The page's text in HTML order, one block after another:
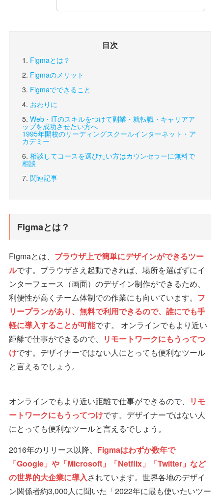
目次
Figmaとは？
Figmaのメリット
Figmaでできること
おわりに
Web・ITのスキルをつけて副業・就転職・キャリアア
ップを成功させたい方へ
1995年開校のリーディングスクールインターネット・ア
カデミー
相談してコースを選びたい方はカウンセラーに無料で
相談
関連記事
Figmaとは？
Figmaとは、 ブラウザ上で簡単にデザインができるツー
ルです。ブラウザさえ起動できれば、場所を選ばずにイ
ンターフェース（画面）のデザイン制作ができるため、
利便性が高くチーム体制での作業にも向いています。 フ
リープランがあり、無料で利用できるので、誰にでも手
軽に導入することが可能です。 オンラインでもより近い
距離で仕事ができるので、
リモートワークにもうってつ
けです。デザイナーではない人にとっても便利なツール
と言えるでしょう。
オンラインでもより近い距離で仕事ができるので、
リモ
ートワークにもうってつけです。デザイナーではない人
にとっても便利なツールと言えるでしょう。
2016年のリリース以降、 Figmaはわずか数年で
「Google」や「Microsoft」「Netflix」「Twitter」など
の世界的大企業に導入されています。世界各地のデザイ
ン関係者約3,000人に聞いた「2022年に最も使いたいツー